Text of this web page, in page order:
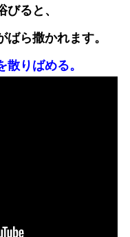
ると、
ら撒かれます。
りばめる。